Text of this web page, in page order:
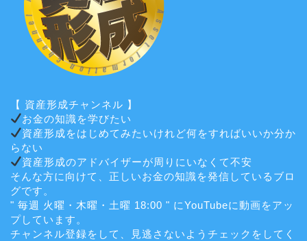
【 資産形成チャンネル 】
お金の知識を学びたい
資産形成をはじめてみたいけれど何をすればいいか分か
らない
資産形成のアドバイザーが周りにいなくて不安
そんな方に向けて、正しいお金の知識を発信しているブロ
グです。
" 毎週 火曜・木曜・土曜 18:00 " にYouTubeに動画をアッ
プしています。
チャンネル登録をして、見逃さないようチェックをしてく